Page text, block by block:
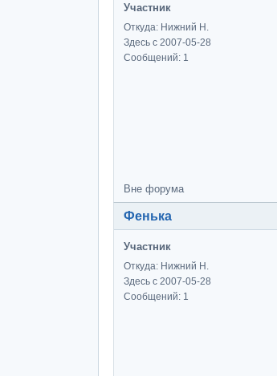
Участник
Откуда: Нижний Н.
Здесь с 2007-05-28
Сообщений: 1
Вне форума
Фенька
Участник
Откуда: Нижний Н.
Здесь с 2007-05-28
Сообщений: 1